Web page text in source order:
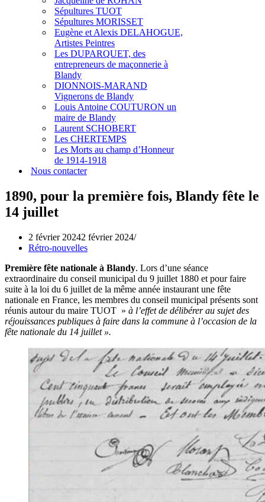
Sépultures TUOT
Sépultures MORISSET
Eugène et Alexis DELAHOGUE,
Artistes Peintres
Les DUPARQUET, des
entrepreneurs de maçonnerie à
Blandy
DIONNOIS-MARAND
Vignerons de Blandy
Louis Antoine COUTURON un
maire de Blandy
Laurent SCHOBERT
Les CHERTEMPS
Les Morts au champ d’Honneur
de 1914-1918
Nous contacter
1890, pour la première fois, Blandy fête le
14 juillet
2 février 20242 février 2024
Rétro-nouvelles
Première fête nationale à Blandy. Lors d’une séance
extraordinaire du conseil municipal du 9 juillet 1880 et pour faire
suite à la loi du 6 juillet de la même année instaurant une fête
nationale en France, les membres du conseil municipal présents sont
réunis autour du maire TUOT » à l’effet de délibérer au sujet des
réjouissances publiques à faire dans la commune à l’occasion de la
fête nationale du 14 juillet ».